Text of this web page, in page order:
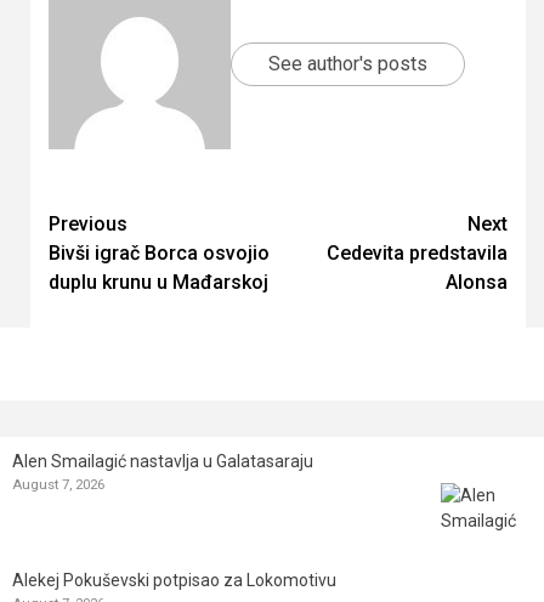
See author's posts
Continue
Reading
Previous
Bivši igrač Borca osvojio
duplu krunu u Mađarskoj
Next
Cedevita predstavila
Alonsa
Alen Smailagić nastavlja u Galatasaraju
August 7, 2026
Alekej Pokuševski potpisao za Lokomotivu